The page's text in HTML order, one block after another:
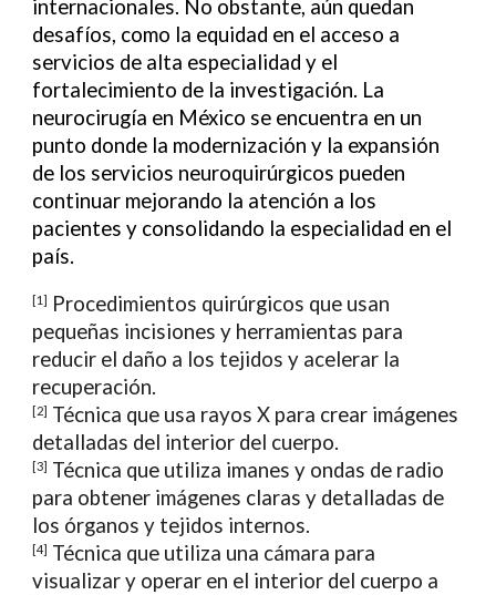
internacionales. No obstante, aún quedan
desafíos, como la equidad en el acceso a
servicios de alta especialidad y el
fortalecimiento de la investigación. La
neurocirugía en México se encuentra en un
punto donde la modernización y la expansión
de los servicios neuroquirúrgicos pueden
continuar mejorando la atención a los
pacientes y consolidando la especialidad en el
país.
[1]
Procedimientos quirúrgicos que usan
pequeñas incisiones y herramientas para
reducir el daño a los tejidos y acelerar la
recuperación.
[2] Técnica que usa rayos X para crear imágenes
detalladas del interior del cuerpo.
[3] Técnica que utiliza imanes y ondas de radio
para obtener imágenes claras y detalladas de
los órganos y tejidos internos.
[4] Técnica que utiliza una cámara para
visualizar y operar en el interior del cuerpo a